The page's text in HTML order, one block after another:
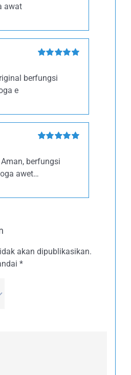
awat
berfungsi
e
5
berfungsi
awet…
akan dipublikasikan.
*